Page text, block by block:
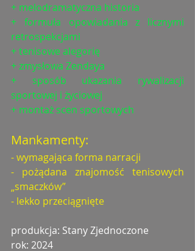
+ melodramatyczna historia
+ formuła opowiadania z licznymi
retrospekcjami
+ tenisowe alegorię
+ zmysłowa Zendaya
+ sposób ukazania rywalizacji
sportowej i życiowej
+ montaż scen sportowych
Mankamenty:
- wymagająca forma narracji
- pożądana znajomość tenisowych
„smaczków”
- lekko przeciągnięte
produkcja: Stany Zjednoczone
rok: 2024